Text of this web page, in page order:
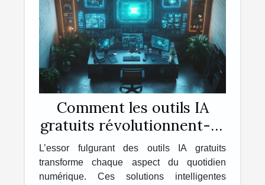
Comment les outils IA
gratuits révolutionnent-ils
notre quotidien ?
L’essor fulgurant des outils IA gratuits
transforme chaque aspect du quotidien
numérique. Ces solutions intelligentes